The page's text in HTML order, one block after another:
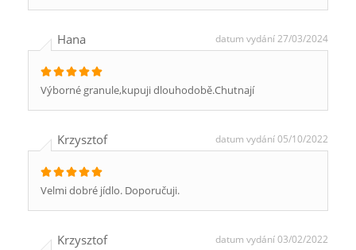
Hana datum vydání 27/03/2024
Výborné granule,kupuji dlouhodobě.Chutnají
Krzysztof datum vydání 05/10/2022
Velmi dobré jídlo. Doporučuji.
Krzysztof datum vydání 03/02/2022